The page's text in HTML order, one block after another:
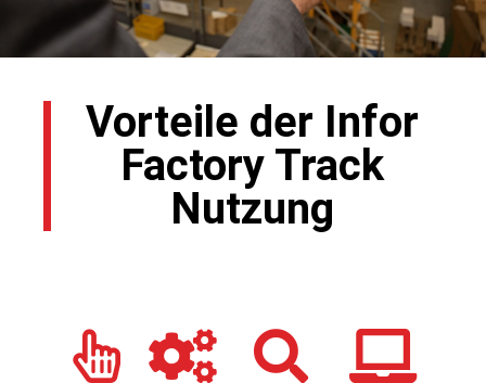
Vorteile der Infor
Factory Track
Nutzung